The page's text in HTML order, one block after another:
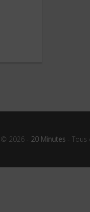
© 2026 - 20 Minutes -